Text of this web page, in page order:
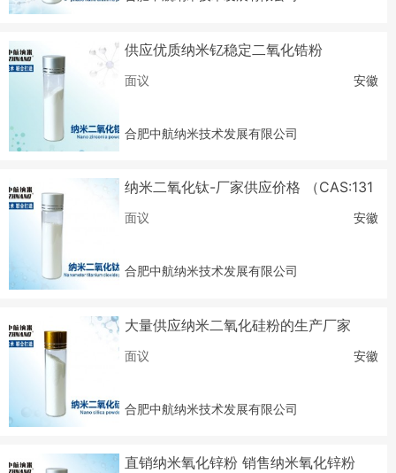
供应优质纳米钇稳定二氧化锆粉
面议 安徽
合肥中航纳米技术发展有限公司
纳米二氧化钛-厂家供应价格 （CAS:131
面议 安徽
合肥中航纳米技术发展有限公司
大量供应纳米二氧化硅粉的生产厂家
面议 安徽
合肥中航纳米技术发展有限公司
直销纳米氧化锌粉 销售纳米氧化锌粉